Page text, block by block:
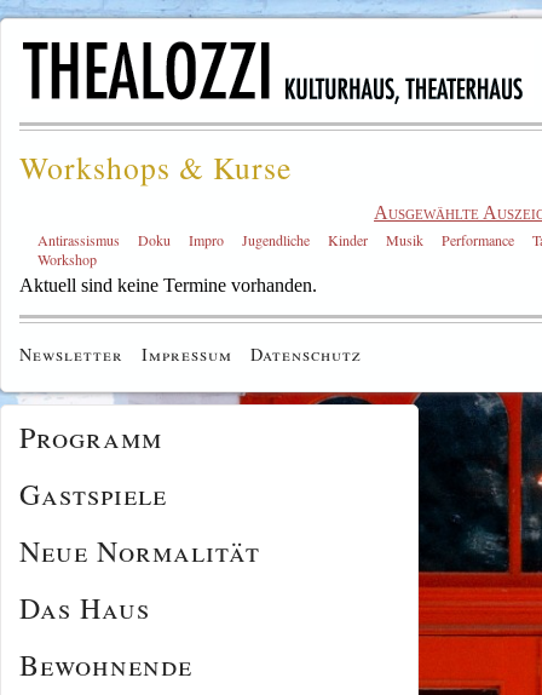
Workshops & Kurse
Ausgewählte
Antirassismus Doku Impro Jugendliche Kinder Musik Performance
Workshop
Aktuell sind keine Termine vorhanden.
Newsletter Impressum Datenschutz
Programm
Gastspiele
Neue Normalität
Das Haus
Bewohnende